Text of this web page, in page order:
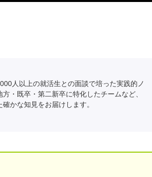
人以上の就活生との面談で培った実践的ノ
・既卒・第二新卒に特化したチームなど、
かな知見をお届けします。